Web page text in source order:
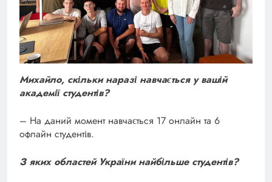
Михайло, скільки наразі навчається у вашій
академії студентів?
– На даний момент навчається 17 онлайн та 6
офлайн студентів.
З яких областей України найбільше студентів?